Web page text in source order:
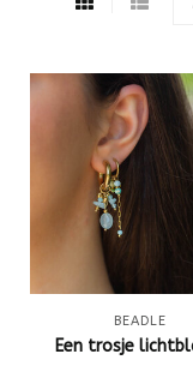
BEADLE
Een trosje